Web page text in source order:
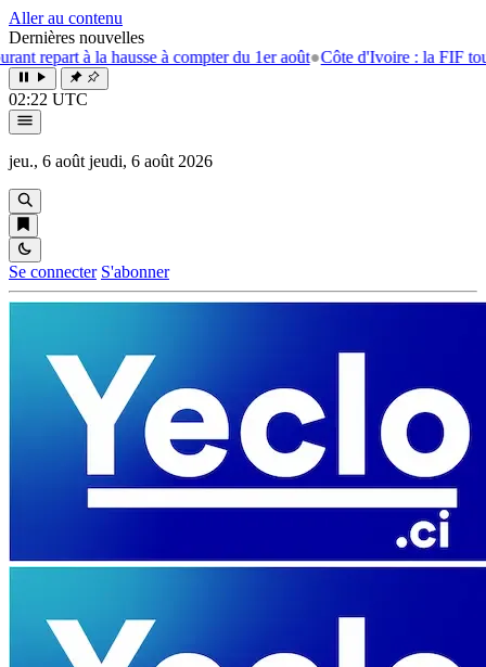
Aller au contenu
Dernières nouvelles
à la hausse à compter du 1er août●Côte d'Ivoire : la FIF tourne la
02:22 UTC
jeu., 6 août jeudi, 6 août 2026
Se connecter S'abonner